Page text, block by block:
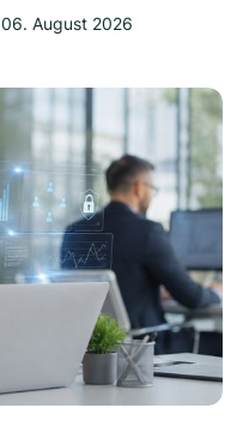
06. August 2026